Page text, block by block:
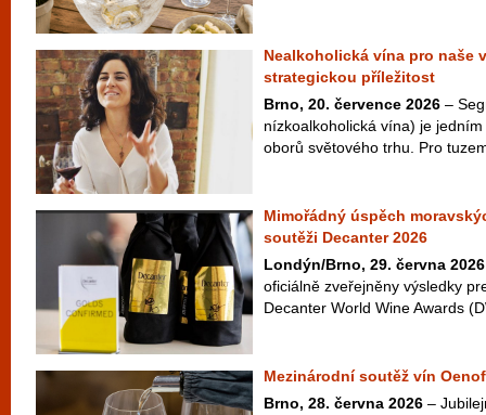
Nealkoholická vína pro naše
strategickou příležitost
Brno, 20. července 2026 –
nízkoalkoholická vína) je
oborů světového trhu. Pro
Mimořádný úspěch
soutěži Decanter 2026
Londýn/Brno, 29. června 2026
oficiálně zveřejněny výsledky
Decanter World Wine Awards
Mezinárodní soutěž vín
Brno, 28. června 2026 –